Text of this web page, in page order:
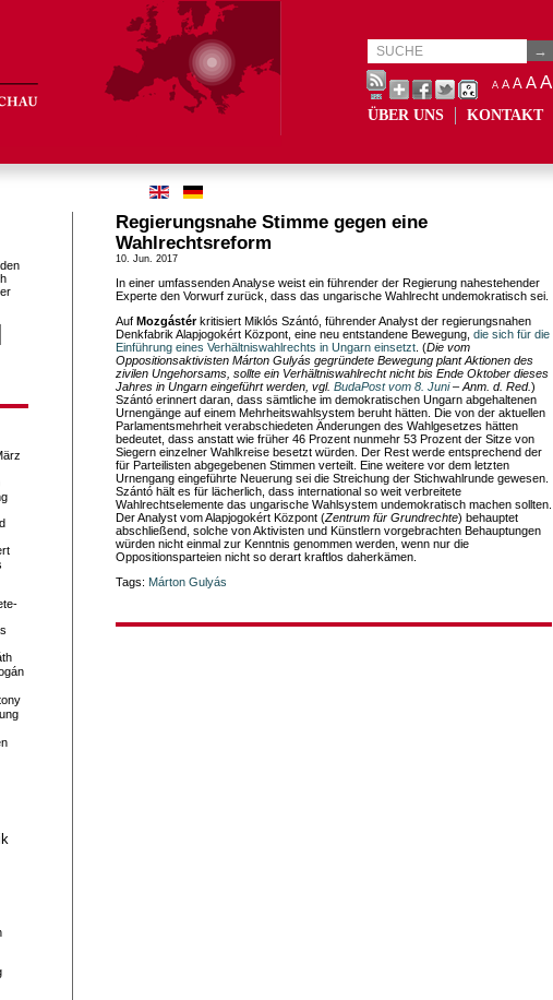
A A A AA
ÜBER UNS KONTAKT
Regierungsnahe Stimme gegen eine
Wahlrechtsreform
10. Jun. 2017
In einer umfassenden Analyse weist ein führender der Regierung nahestehender
Experte den Vorwurf zurück, dass das ungarische Wahlrecht undemokratisch sei.
Auf Mozgástérkritisiert Miklós Szántó, führender Analyst der regierungsnahen
Denkfabrik Alapjogokért Központ, eine neu entstandene Bewegung, die sich für die
Einführung eines Verhältniswahlrechts in Ungarn einsetzt . (Die vom
Oppositionsaktivisten Márton Gulyás gegründete Bewegung plant Aktionen des
zivilen Ungehorsams, sollte ein Verhältniswahlrecht nicht bis Ende Oktober dieses
Jahres in Ungarn eingeführt werden, vgl. BudaPost vom 8. Juni– Anm. d. Red.)
Szántó erinnert daran, dass sämtliche im demokratischen Ungarn abgehaltenen
Urnengänge auf einem Mehrheitswahlsystem beruht hätten. Die von der aktuellen
Parlamentsmehrheit verabschiedeten Änderungen des Wahlgesetzes hätten
bedeutet, dass anstatt wie früher 46 Prozent nunmehr 53 Prozent der Sitze von
Siegern einzelner Wahlkreise besetzt würden. Der Rest werde entsprechend der
für Parteilisten abgegebenen Stimmen verteilt. Eine weitere vor dem letzten
Urnengang eingeführte Neuerung sei die Streichung der Stichwahlrunde gewesen.
Szántó hält es für lächerlich, dass international so weit verbreitete
Wahlrechtselemente das ungarische Wahlsystem undemokratisch machen sollten.
Der Analyst vom Alapjogokért Központ (Zentrum für Grundrechte) behauptet
abschließend, solche von Aktivisten und Künstlern vorgebrachten Behauptungen
würden nicht einmal zur Kenntnis genommen werden, wenn nur die
Oppositionsparteien nicht so derart kraftlos daherkämen.
Tags: Márton Gulyás